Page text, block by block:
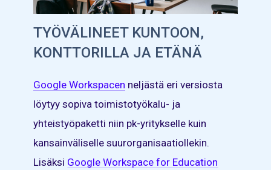
TYÖVÄLINEET KUNTOON,
KONTTORILLA JA ETÄNÄ
Google Workspacen neljästä eri versiosta
löytyy sopiva toimistotyökalu- ja
yhteistyöpaketti niin pk-yritykselle kuin
kansainväliselle suurorganisaatiollekin.
Lisäksi Google Workspace for Education